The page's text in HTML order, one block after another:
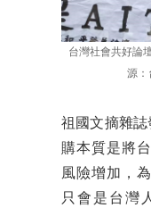
台灣社會共好論
源：
祖國文摘雜誌
購本質是將
風險增加，
只會是台灣